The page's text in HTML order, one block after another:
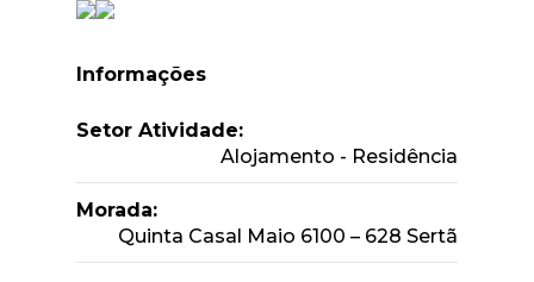
Informações
Setor Atividade:
Alojamento - Residência
Morada:
Quinta Casal Maio 6100 – 628 Sertã